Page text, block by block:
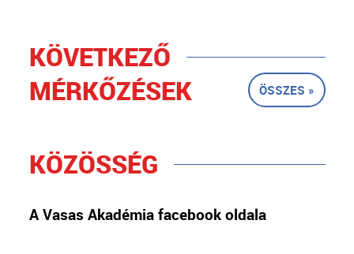
KÖVETKEZŐ
MÉRKŐZÉSEK
ÖSSZES »
KÖZÖSSÉG
A Vasas Akadémia facebook oldala